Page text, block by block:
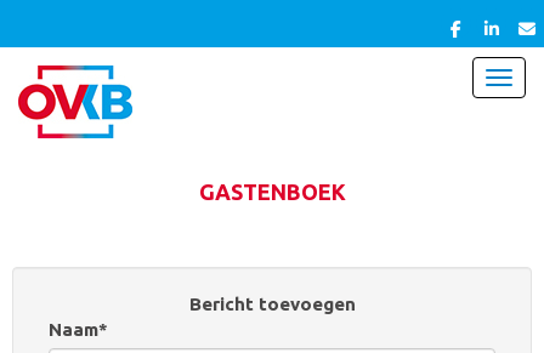
GASTENBOEK
Bericht toevoegen
Naam*